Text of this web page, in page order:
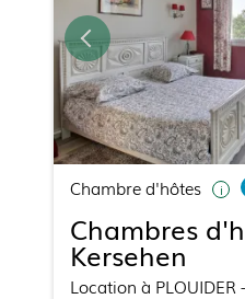
Chambre d'hôtes
Chambres
Kersehen
Location à PLOUIDER